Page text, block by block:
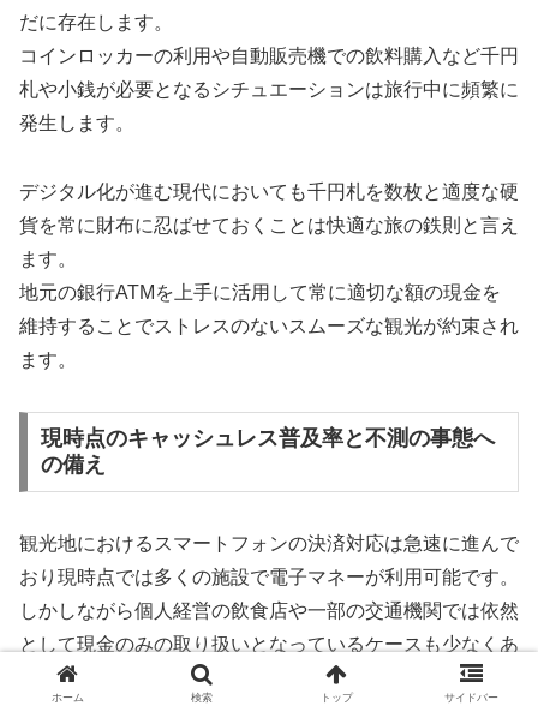
だに存在します。
コインロッカーの利用や自動販売機での飲料購入など千円
札や小銭が必要となるシチュエーションは旅行中に頻繁に
発生します。
デジタル化が進む現代においても千円札を数枚と適度な硬
貨を常に財布に忍ばせておくことは快適な旅の鉄則と言え
ます。
地元の銀行ATMを上手に活用して常に適切な額の現金を
維持することでストレスのないスムーズな観光が約束され
ます。
現時点のキャッシュレス普及率と不測の事態へ
の備え
観光地におけるスマートフォンの決済対応は急速に進んで
おり現時点では多くの施設で電子マネーが利用可能です。
しかしながら個人経営の飲食店や一部の交通機関では依然
として現金のみの取り扱いとなっているケースも少なくあ
りません。
ホーム 検索 トップ サイドバー